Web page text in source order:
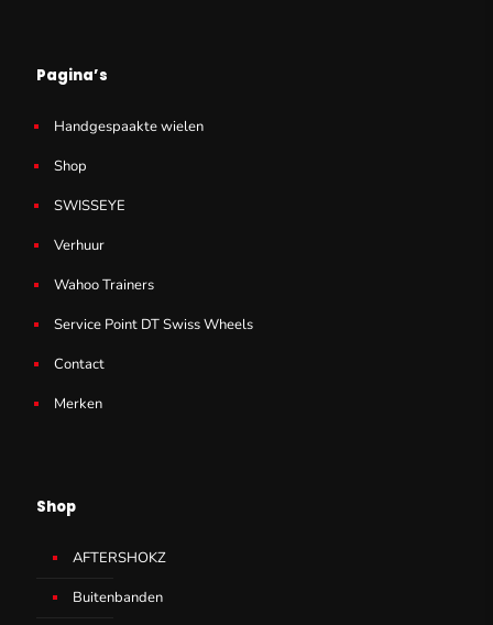
Pagina’s
Handgespaakte wielen
Shop
SWISSEYE
Verhuur
Wahoo Trainers
Service Point DT Swiss Wheels
Contact
Merken
Shop
AFTERSHOKZ
Buitenbanden